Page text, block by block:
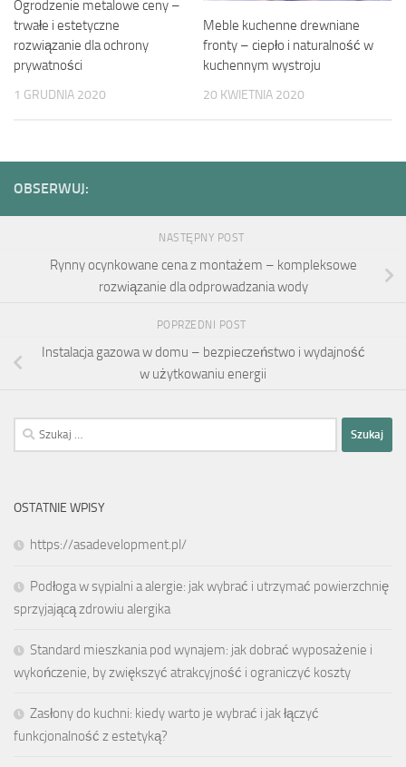
Ogrodzenie metalowe ceny –
trwałe i estetyczne
rozwiązanie dla ochrony
prywatności
1 GRUDNIA 2020
Meble kuchenne drewniane
fronty – ciepło i naturalność w
kuchennym wystroju
20 KWIETNIA 2020
OBSERWUJ:
NASTĘPNY POST
Rynny ocynkowane cena z montażem – kompleksowe
rozwiązanie dla odprowadzania wody
POPRZEDNI POST
Instalacja gazowa w domu – bezpieczeństwo i wydajność
w użytkowaniu energii
Szukaj:
OSTATNIE WPISY
https://asadevelopment.pl/
Podłoga w sypialni a alergie: jak wybrać i utrzymać powierzchnię
sprzyjającą zdrowiu alergika
Standard mieszkania pod wynajem: jak dobrać wyposażenie i
wykończenie, by zwiększyć atrakcyjność i ograniczyć koszty
Zasłony do kuchni: kiedy warto je wybrać i jak łączyć
funkcjonalność z estetyką?